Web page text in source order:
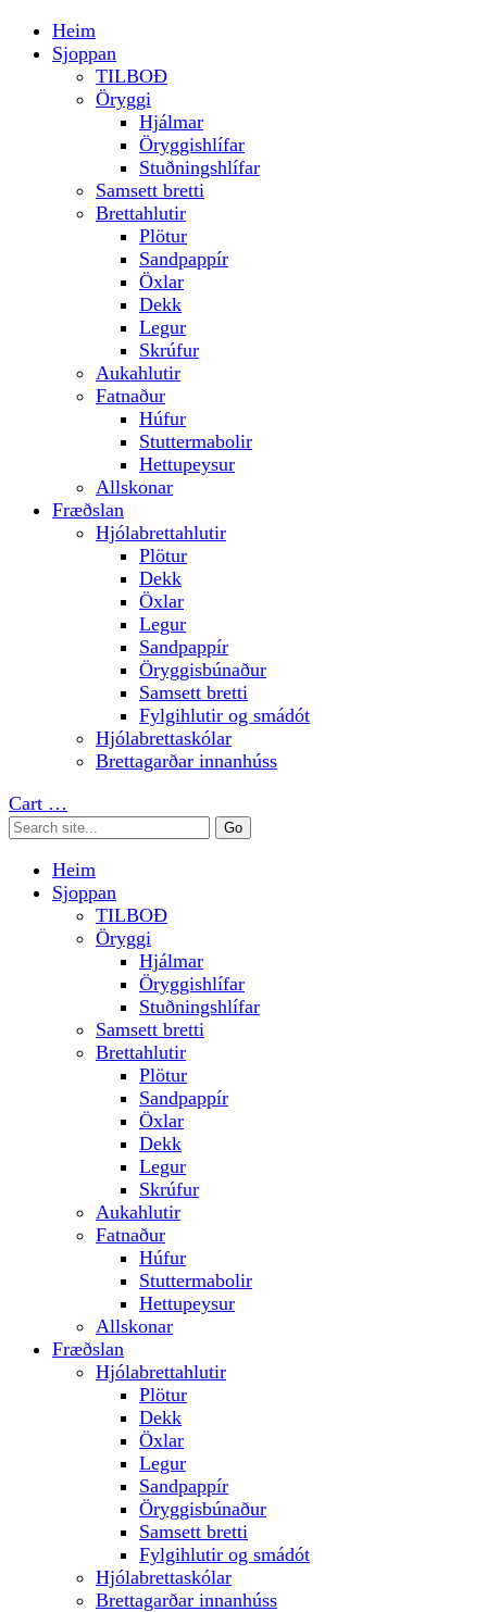
Heim
Sjoppan
TILBOÐ
Öryggi
Hjálmar
Öryggishlífar
Stuðningshlífar
Samsett bretti
Brettahlutir
Plötur
Sandpappír
Öxlar
Dekk
Legur
Skrúfur
Aukahlutir
Fatnaður
Húfur
Stuttermabolir
Hettupeysur
Allskonar
Fræðslan
Hjólabrettahlutir
Plötur
Dekk
Öxlar
Legur
Sandpappír
Öryggisbúnaður
Samsett bretti
Fylgihlutir og smádót
Hjólabrettaskólar
Brettagarðar innanhúss
Cart …
Heim
Sjoppan
TILBOÐ
Öryggi
Hjálmar
Öryggishlífar
Stuðningshlífar
Samsett bretti
Brettahlutir
Plötur
Sandpappír
Öxlar
Dekk
Legur
Skrúfur
Aukahlutir
Fatnaður
Húfur
Stuttermabolir
Hettupeysur
Allskonar
Fræðslan
Hjólabrettahlutir
Plötur
Dekk
Öxlar
Legur
Sandpappír
Öryggisbúnaður
Samsett bretti
Fylgihlutir og smádót
Hjólabrettaskólar
Brettagarðar innanhúss